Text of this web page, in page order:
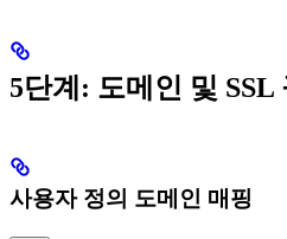
5단계: 도메인 및 SSL
사용자 정의 도메인 매핑